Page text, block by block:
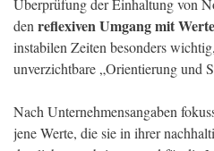
Überprüfung der Einhaltung von
den reflexiven Umgang mit
instabilen Zeiten besonders
unverzichtbare „Orientierung und
Nach Unternehmensangaben
jene Werte, die sie in ihrer